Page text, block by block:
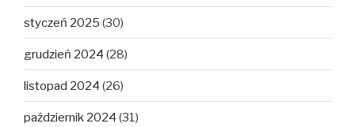
styczeń 2025 (30)
grudzień 2024 (28)
listopad 2024 (26)
październik 2024 (31)